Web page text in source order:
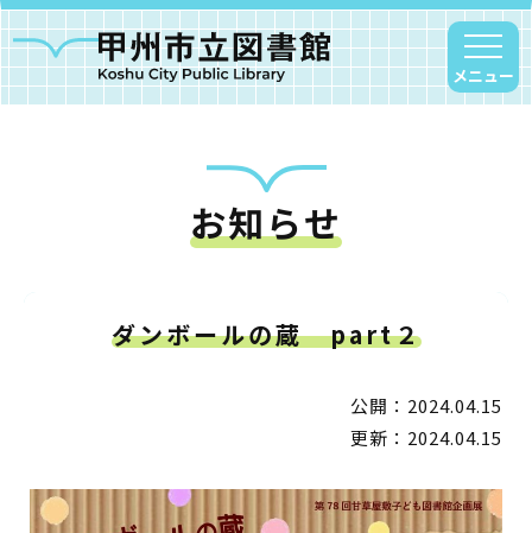
メニュー
お知らせ
ダンボールの蔵 part２
公開：2024.04.15
更新：2024.04.15
甲州市図書館について
塩山図書館
読書アニマシオン
お知らせ